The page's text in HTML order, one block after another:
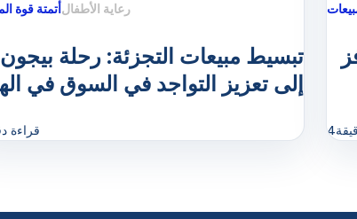
أتمتة قوةرعاية الأطفال
تبسيط مبيعات التجزئة: رحلة بيجون
إلى تعزيز التواجد في السوق في
قراءة 4